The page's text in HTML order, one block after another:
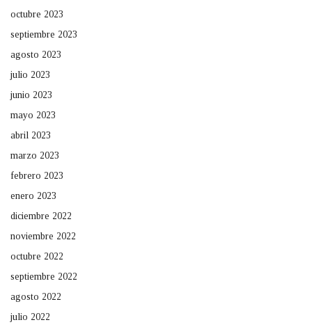
octubre 2023
septiembre 2023
agosto 2023
julio 2023
junio 2023
mayo 2023
abril 2023
marzo 2023
febrero 2023
enero 2023
diciembre 2022
noviembre 2022
octubre 2022
septiembre 2022
agosto 2022
julio 2022